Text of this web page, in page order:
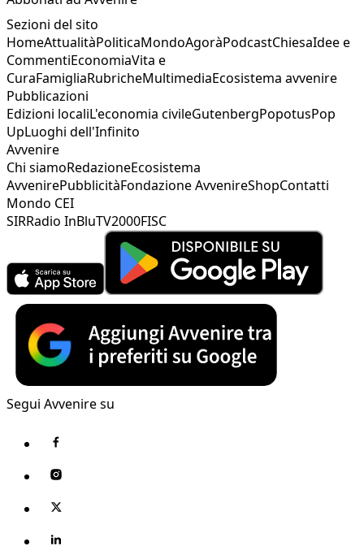
Sezioni del sito
HomeAttualitàPoliticaMondoAgoràPodcastChiesaIdee e
CommentiEconomiaVita e
CuraFamigliaRubricheMultimediaEcosistema avvenire
Pubblicazioni
Edizioni localiL'economia civileGutenbergPopotusPop
UpLuoghi dell'Infinito
Avvenire
Chi siamoRedazioneEcosistema
AvvenirePubblicitàFondazione AvvenireShopContatti
Mondo CEI
SIRRadio InBluTV2000FISC
Segui Avvenire su